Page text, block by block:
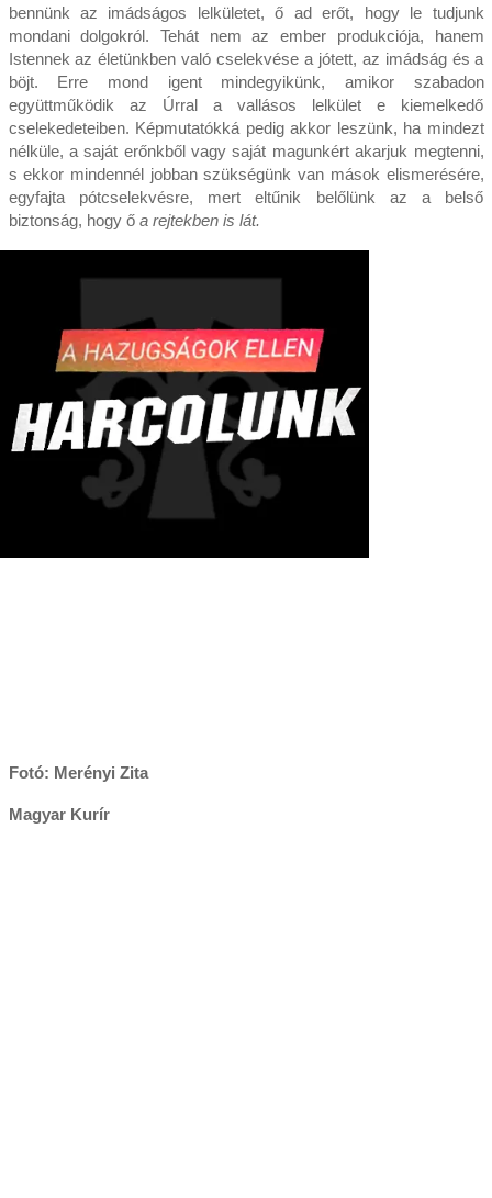
bennünk az imádságos lelkületet, ő ad erőt, hogy le tudjunk
mondani dolgokról. Tehát nem az ember produkciója, hanem
Istennek az életünkben való cselekvése a jótett, az imádság és a
böjt. Erre mond igent mindegyikünk, amikor szabadon
együttműködik az Úrral a vallásos lelkület e kiemelkedő
cselekedeteiben. Képmutatókká pedig akkor leszünk, ha mindezt
nélküle, a saját erőnkből vagy saját magunkért akarjuk megtenni,
s ekkor mindennél jobban szükségünk van mások elismerésére,
egyfajta pótcselekvésre, mert eltűnik belőlünk az a belső
biztonság, hogy ő a rejtekben is lát.
Fotó: Merényi Zita
Magyar Kurír